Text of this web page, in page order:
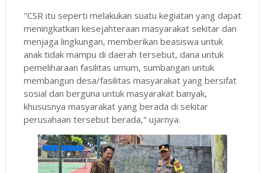
"CSR itu seperti melakukan suatu kegiatan yang dapat
meningkatkan kesejahteraan masyarakat sekitar dan
menjaga lingkungan, memberikan beasiswa untuk
anak tidak mampu di daerah tersebut, dana untuk
pemeliharaan fasilitas umum, sumbangan untuk
membangun desa/fasilitas masyarakat yang bersifat
sosial dan berguna untuk masyarakat banyak,
khususnya masyarakat yang berada di sekitar
perusahaan tersebut berada," ujarnya.